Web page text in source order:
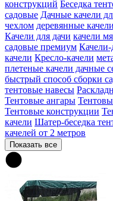
конструкций Беседка
садовые Дачные качели
чехлом деревянные
Качели для дачи качели
садовые премиум
качели Кресло-качели
плетеные качели дачные
быстрый способ сборки
тентовые навесы
Тентовые ангары
Тентовые конструкции
качели Шатер-беседка
качелей от 2 метров
Показать все